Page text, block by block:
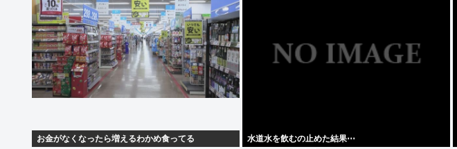
お金がなくなったら増えるわかめ食ってる 水道水を飲むの止めた結果⋯